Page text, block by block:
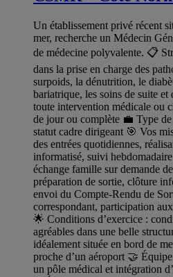
Un établissement privé récent
mer, recherche un Médecin
de médecine polyvalente. 📋
dans la prise en charge des
surpoids, la dénutrition, le
bariatrique, les soins de suite et
toute intervention médicale ou
de jour ou complète 💼 Type
statut cadre dirigeant 🎯 Vos
des entrées quotidiennes,
informatisé, suivi
échange famille sur demande
préparation de sortie, clôture
envoi du Compte-Rendu de
correspondant, participation
🌟 Conditions d’exercice :
agréables dans une belle
idéalement située en bord de
proche d’un aéroport 🤝
un pôle médical et intégration